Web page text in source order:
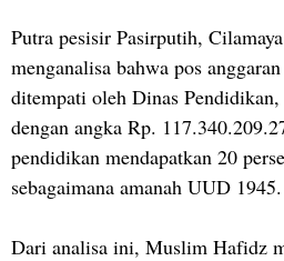
Putra pesisir Pasirputih,
menganalisa bahwa pos
ditempati oleh Dinas
dengan angka Rp.
pendidikan mendapatkan 20
sebagaimana amanah UUD 1945.
Dari analisa ini, Muslim Hafidz